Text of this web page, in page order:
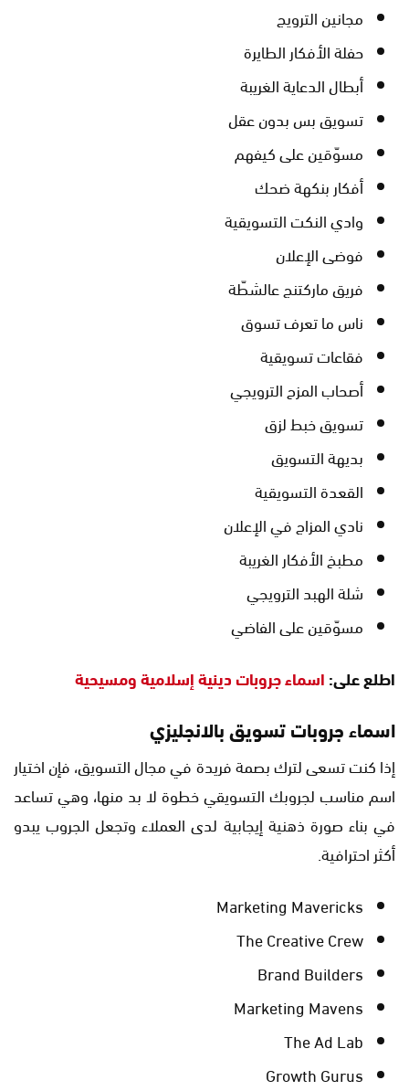
مجانين الترويج
حفلة الأفكار الطايرة
أبطال الدعاية الغريبة
تسويق بس بدون عقل
مسوّقين على كيفهم
أفكار بنكهة ضحك
وادي النكت التسويقية
فوضى الإعلان
فريق ماركتنج عالشطّة
ناس ما تعرف تسوق
فقاعات تسويقية
أصحاب المزح الترويجي
تسويق خبط لزق
بديهة التسويق
القعدة التسويقية
نادي المزاج في الإعلان
مطبخ الأفكار الغريبة
شلة الهبد الترويجي
مسوّقين على الفاضي
اطلع على:اسماء جروبات دينية إسلامية ومسيحية
اسماء جروبات تسويق بالانجليزي
إذا كنت تسعى لترك بصمة فريدة في مجال التسويق، فإن اختيار
اسم مناسب لجروبك التسويقي خطوة لا بد منها، وهي تساعد
في بناء صورة ذهنية إيجابية لدى العملاء وتجعل الجروب يبدو
أكثر احترافية.
Marketing Mavericks
The Creative Crew
Brand Builders
Marketing Mavens
The Ad Lab
Growth Gurus